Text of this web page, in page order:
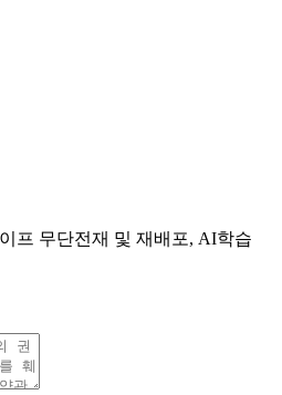
프 무단전재 및 재배포, AI학습